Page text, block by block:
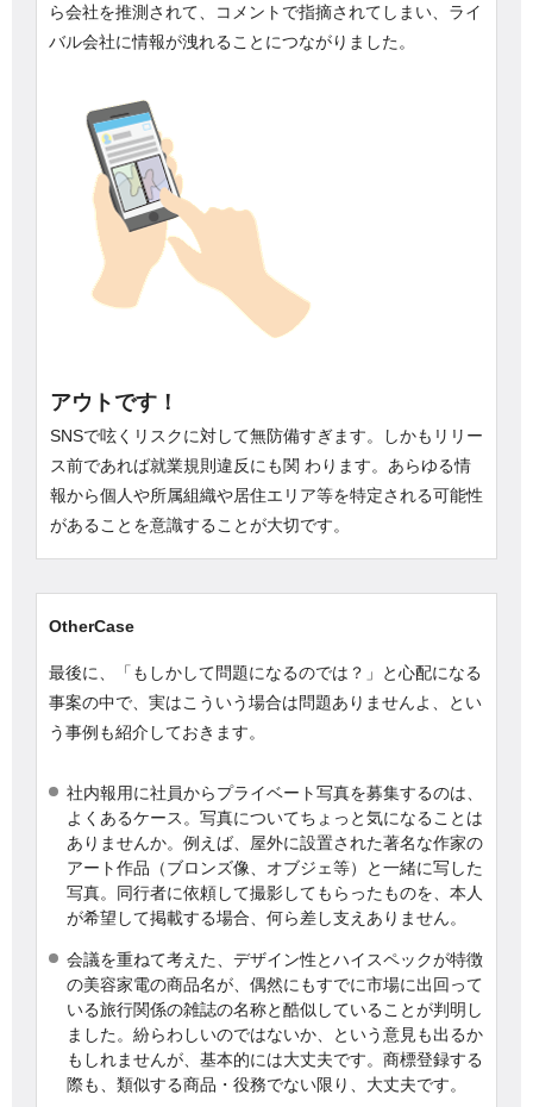
ら会社を推測されて、コメントで指摘されてしまい、ライ
バル会社に情報が洩れることにつながりました。
アウトです！
SNSで呟くリスクに対して無防備すぎます。しかもリリー
ス前であれば就業規則違反にも関 わります。あらゆる情
報から個人や所属組織や居住エリア等を特定される可能性
があることを意識することが大切です。
OtherCase
最後に、「もしかして問題になるのでは？」と心配になる
事案の中で、実はこういう場合は問題ありませんよ、とい
う事例も紹介しておきます。
社内報用に社員からプライベート写真を募集するのは、
よくあるケース。写真についてちょっと気になることは
ありませんか。例えば、屋外に設置された著名な作家の
アート作品（ブロンズ像、オブジェ等）と一緒に写した
写真。同行者に依頼して撮影してもらったものを、本人
が希望して掲載する場合、何ら差し支えありません。
会議を重ねて考えた、デザイン性とハイスペックが特徴
の美容家電の商品名が、偶然にもすでに市場に出回って
いる旅行関係の雑誌の名称と酷似していることが判明し
ました。紛らわしいのではないか、という意見も出るか
もしれませんが、基本的には大丈夫です。商標登録する
際も、類似する商品・役務でない限り、大丈夫です。